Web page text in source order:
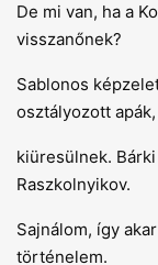
De mi van, ha a
visszanőnek?
Sablonos
osztályozott apák,
kiüresülnek.
Raszkolnyikov.
Sajnálom, így
történelem.